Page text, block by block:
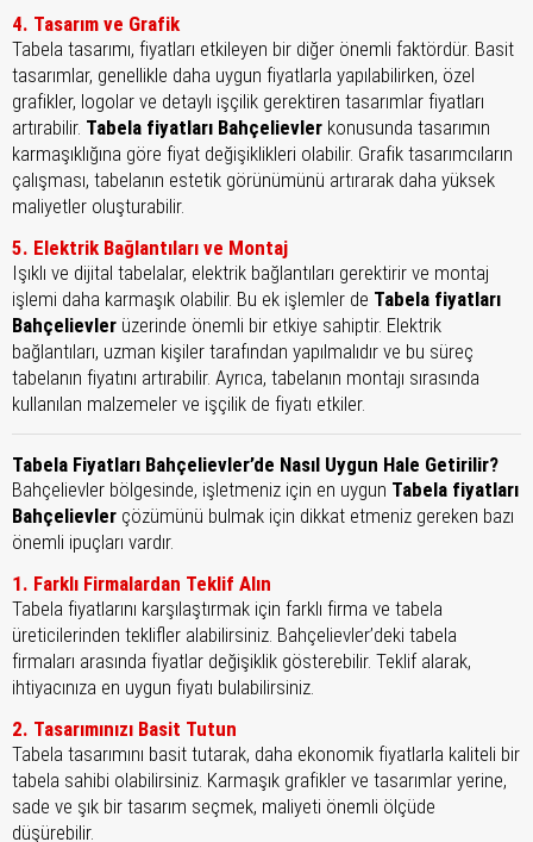
4. Tasarım ve Grafik
Tabela tasarımı, fiyatları etkileyen bir diğer önemli faktördür. Basit
tasarımlar, genellikle daha uygun fiyatlarla yapılabilirken, özel
grafikler, logolar ve detaylı işçilik gerektiren tasarımlar fiyatları
artırabilir. Tabela fiyatları Bahçelievler konusunda tasarımın
karmaşıklığına göre fiyat değişiklikleri olabilir. Grafik tasarımcıların
çalışması, tabelanın estetik görünümünü artırarak daha yüksek
maliyetler oluşturabilir.
5. Elektrik Bağlantıları ve Montaj
Işıklı ve dijital tabelalar, elektrik bağlantıları gerektirir ve montaj
işlemi daha karmaşık olabilir. Bu ek işlemler de Tabela fiyatları
Bahçelievler üzerinde önemli bir etkiye sahiptir. Elektrik
bağlantıları, uzman kişiler tarafından yapılmalıdır ve bu süreç
tabelanın fiyatını artırabilir. Ayrıca, tabelanın montajı sırasında
kullanılan malzemeler ve işçilik de fiyatı etkiler.
Tabela Fiyatları Bahçelievler’de Nasıl Uygun Hale Getirilir?
Bahçelievler bölgesinde, işletmeniz için en uygun Tabela fiyatları
Bahçelievler çözümünü bulmak için dikkat etmeniz gereken bazı
önemli ipuçları vardır.
1. Farklı Firmalardan Teklif Alın
Tabela fiyatlarını karşılaştırmak için farklı firma ve tabela
üreticilerinden teklifler alabilirsiniz. Bahçelievler’deki tabela
firmaları arasında fiyatlar değişiklik gösterebilir. Teklif alarak,
ihtiyacınıza en uygun fiyatı bulabilirsiniz.
2. Tasarımınızı Basit Tutun
Tabela tasarımını basit tutarak, daha ekonomik fiyatlarla kaliteli bir
tabela sahibi olabilirsiniz. Karmaşık grafikler ve tasarımlar yerine,
sade ve şık bir tasarım seçmek, maliyeti önemli ölçüde
düşürebilir.